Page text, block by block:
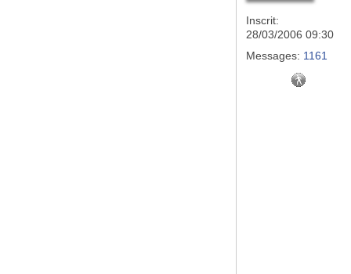
Inscrit:
28/03/2006 09:30
Messages: 1161